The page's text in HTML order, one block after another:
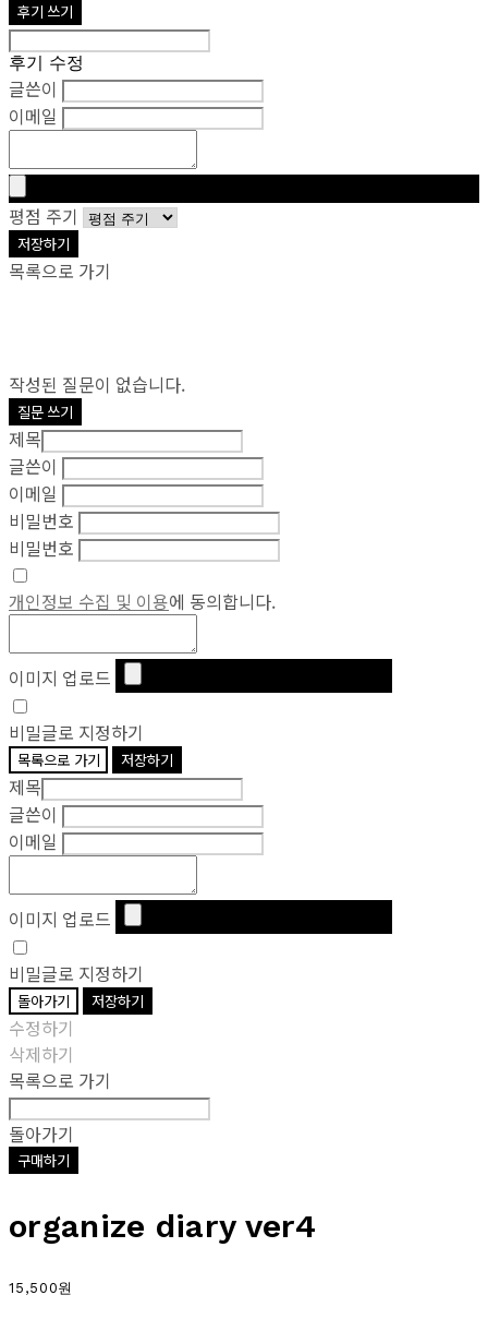
후기 쓰기
후기 수정
글쓴이
이메일
평점 주기
저장하기
목록으로 가기
작성된 질문이 없습니다.
질문 쓰기
제목
글쓴이
이메일
비밀번호
비밀번호
개인정보 수집 및 이용에 동의합니다.
이미지 업로드
비밀글로 지정하기
목록으로 가기 저장하기
제목
글쓴이
이메일
이미지 업로드
비밀글로 지정하기
돌아가기 저장하기
수정하기
삭제하기
목록으로 가기
돌아가기
구매하기
organize diary ver4
15,500원